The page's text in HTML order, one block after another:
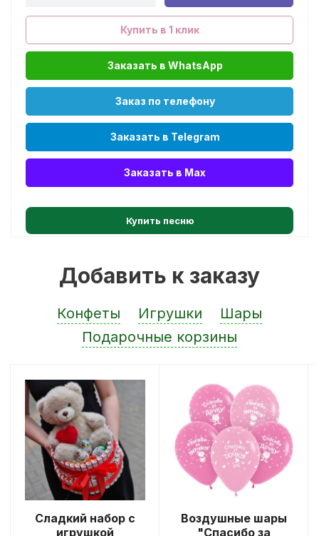
Купить в 1 клик
Заказать в WhatsApp
Заказ по телефону
Заказать в Telegram
Заказать в Max
Купить песню
Добавить к заказу
Конфеты Игрушки
Шары
Подарочные корзины
Сладкий набор с
игрушкой
Воздушные шары
"Спасибо за